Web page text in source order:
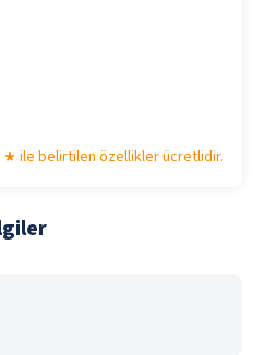
ile belirtilen özellikler ücretlidir.